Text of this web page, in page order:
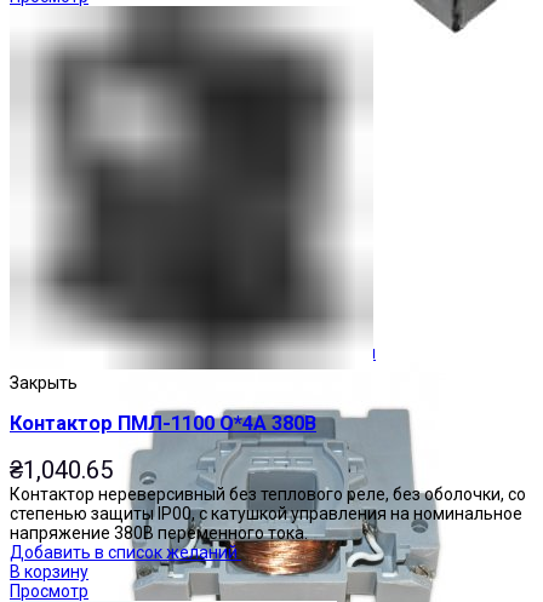
Ограничители перенапряжения
Закрыть
Контактор ПМЛ-1100 О*4А 380В
₴1,040.65
Контактор нереверсивный без теплового реле, без оболочки, со
степенью защиты IP00, с катушкой управления на номинальное
напряжение 380В переменного тока.
Добавить в список желаний
В корзину
Просмотр